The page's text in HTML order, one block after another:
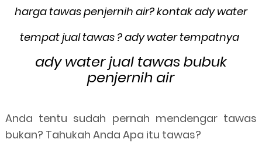
harga tawas penjernih air? kontak ady water
tempat jual tawas ? ady water tempatnya
ady water jual tawas bubuk
penjernih air
Anda tentu sudah pernah mendengar tawas
bukan? Tahukah Anda Apa itu tawas?